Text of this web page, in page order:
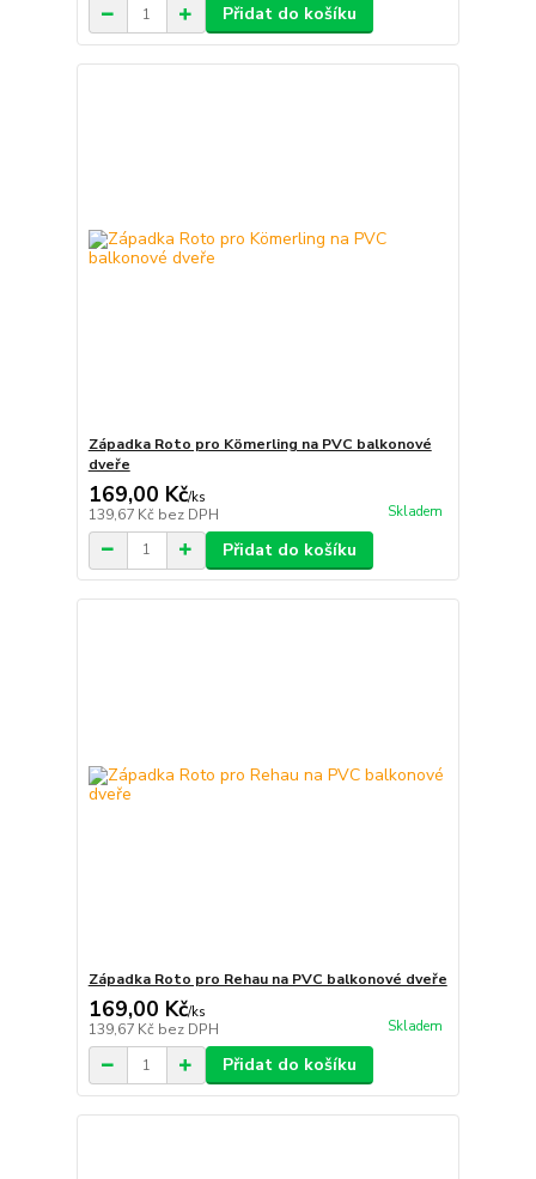
Přidat do košíku
Západka Roto pro Kömerling na PVC balkonové
dveře
169,00 Kč/ks
139,67 Kč bez DPH Skladem
Přidat do košíku
Západka Roto pro Rehau na PVC balkonové dveře
169,00 Kč/ks
139,67 Kč bez DPH Skladem
Přidat do košíku